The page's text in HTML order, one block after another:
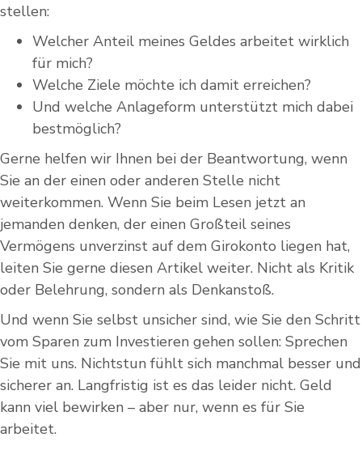
stellen:
Welcher Anteil meines Geldes arbeitet wirklich
für mich?
Welche Ziele möchte ich damit erreichen?
Und welche Anlageform unterstützt mich dabei
bestmöglich?
Gerne helfen wir Ihnen bei der Beantwortung, wenn
Sie an der einen oder anderen Stelle nicht
weiterkommen. Wenn Sie beim Lesen jetzt an
jemanden denken, der einen Großteil seines
Vermögens unverzinst auf dem Girokonto liegen hat,
leiten Sie gerne diesen Artikel weiter. Nicht als Kritik
oder Belehrung, sondern als Denkanstoß.
Und wenn Sie selbst unsicher sind, wie Sie den Schritt
vom Sparen zum Investieren gehen sollen: Sprechen
Sie mit uns. Nichtstun fühlt sich manchmal besser und
sicherer an. Langfristig ist es das leider nicht. Geld
kann viel bewirken – aber nur, wenn es für Sie
arbeitet.